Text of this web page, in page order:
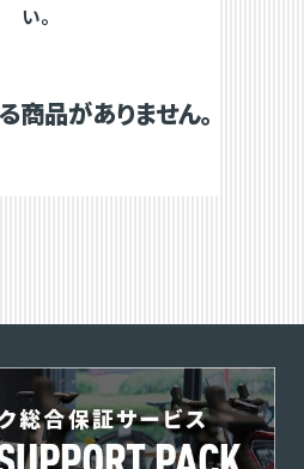
い。
商品がありません。